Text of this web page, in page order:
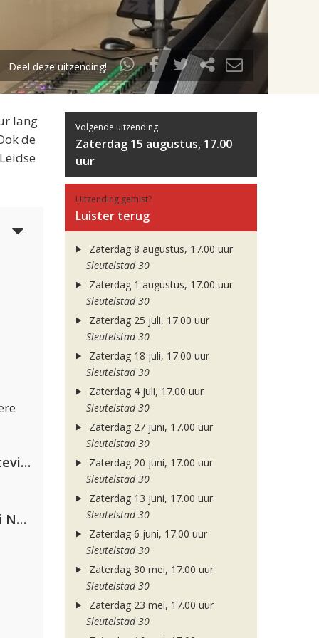
Deel deze uitzending!
lang
de
PAWSA & The Adventures Of Stevie V
Gabry Ponte, Sean Paul & Natti Natasha
Volgende uitzending:
Zaterdag 15 augustus, 17.00
uur
Uitzending gemist?
Luister terug
Zaterdag 8 augustus, 17.00 uur
Sleutelstad 30
Zaterdag 1 augustus, 17.00 uur
Sleutelstad 30
Zaterdag 25 juli, 17.00 uur
Sleutelstad 30
Zaterdag 18 juli, 17.00 uur
Sleutelstad 30
Zaterdag 4 juli, 17.00 uur
Sleutelstad 30
Zaterdag 27 juni, 17.00 uur
Sleutelstad 30
Zaterdag 20 juni, 17.00 uur
Sleutelstad 30
Zaterdag 13 juni, 17.00 uur
Sleutelstad 30
Zaterdag 6 juni, 17.00 uur
Sleutelstad 30
Zaterdag 30 mei, 17.00 uur
Sleutelstad 30
Zaterdag 23 mei, 17.00 uur
Sleutelstad 30